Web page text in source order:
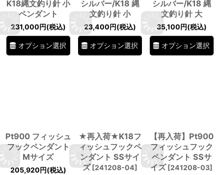
K18縄文釣り針 小
ペンダント
231,000円(税込)
オプション選択
シルバー/K18 縄
文釣り針 小
23,400円(税込)
オプション選択
シルバー/K18 縄
文釣り針 大
35,100円(税込)
オプション選択
Pt900 フィッシュ
フックペンダント
Mサイズ
205,920円(税込)
★再入荷★K18フ
ィッシュフックペ
ンダント SSサイ
ズ [241208-04]
【再入荷】Pt900
フィッシュフック
ペンダント SSサ
イズ [241208-03]